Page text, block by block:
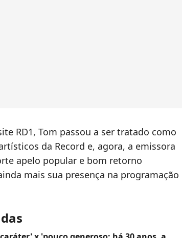
RD1, Tom passou a ser tratado como
da Record e, agora, a emissora
apelo popular e bom retorno
mais sua presença na programação